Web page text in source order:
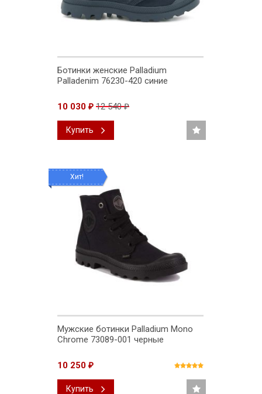
Ботинки женские Palladium
Palladenim 76230-420 синие
10 030 ₽ 12 540₽
Купить
Хит!
Мужские ботинки Palladium Mono
Chrome 73089-001 черные
10 250 ₽
Купить